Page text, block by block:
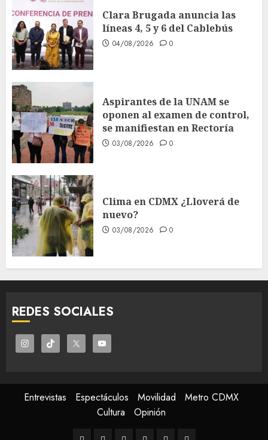
Clara Brugada anuncia las
líneas 4, 5 y 6 del Cablebús
04/08/2026 0
Aspirantes de la UNAM se
oponen al examen de control,
se manifiestan en Rectoría
03/08/2026 0
Clima en CDMX ¿Lloverá de
nuevo?
03/08/2026 0
REDES SOCIALES
Entrevistas Espectáculos Movilidad
Metro CDMX
Cultura
Opinión
Entrevistas
Espectáculos
Movilidad
MetroCulturaOpinión